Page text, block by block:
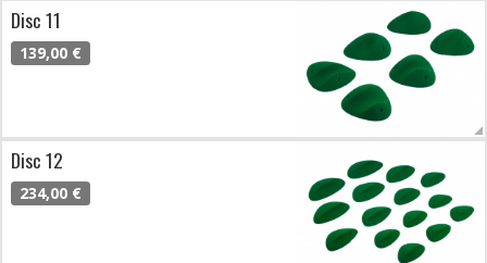
Disc 11
139,00 €
Disc 12
234,00 €